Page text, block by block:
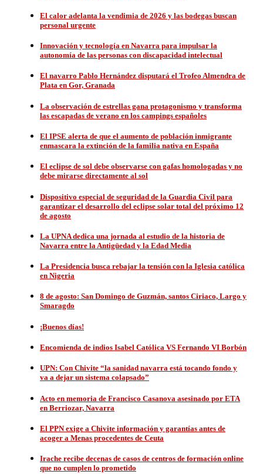
El calor adelanta la vendimia de 2026 y las bodegas buscan
personal urgente
Innovación y tecnología en Navarra para impulsar la
autonomía de las personas con discapacidad intelectual
El navarro Pablo Hernández disputará el Trofeo Almendra de
Plata en Gor, Granada
La observación de estrellas gana protagonismo y transforma
las escapadas de verano en los campings españoles
El IPSE alerta de que el aumento de población inmigrante
enmascara la extinción de la familia nativa en España
El eclipse de sol debe observarse con gafas homologadas y no
debe mirarse directamente al sol
Dispositivo especial de seguridad de la Guardia Civil para
garantizar el desarrollo del eclipse solar total del próximo 12
de agosto
La UPNA dedica una jornada al estudio de la historia de
Navarra entre la Antigüedad y la Edad Media
La Presidencia busca rebajar la tensión con la Iglesia católica
en Nigeria
8 de agosto: San Domingo de Guzmán, santos Ciriaco, Largo y
Smaragdo
¡Buenos días!
Encomienda de indios Isabel Católica VS Fernando VI Borbón
UPN: Con Chivite “la sanidad navarra está tocando fondo y
va a dejar un sistema colapsado”
Acto en memoria de Francisco Casanova asesinado por ETA
en Berriozar, Navarra
El PPN exige a Chivite información y garantías antes de
acoger a Menas procedentes de Ceuta
Irache recibe decenas de casos de centros de formación online
que no cumplen lo prometido